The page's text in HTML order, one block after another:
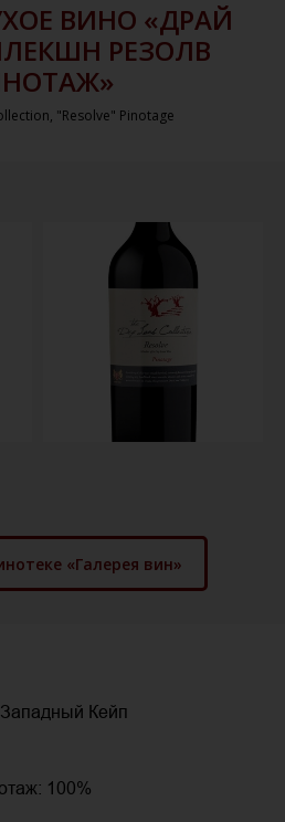
ВИНО «ДРАЙ
РЕЗОЛВ
"Resolve" Pinotage
«Галерея вин»
Кейп
100%